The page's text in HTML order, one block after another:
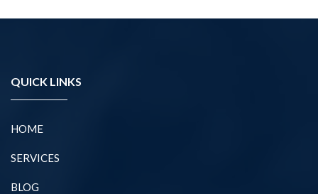
QUICK LINKS
HOME
SERVICES
BLOG